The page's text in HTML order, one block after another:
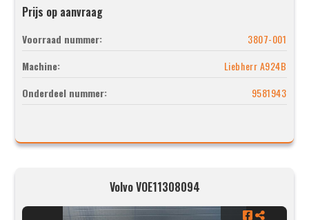
Prijs op aanvraag
Voorraad nummer:
3807-001
Machine:
Liebherr A924B
Onderdeel nummer:
9581943
Volvo VOE11308094